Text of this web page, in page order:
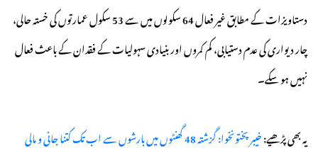
دستاویزات کے مطابق غیر فعال 64 سکولوں میں سے 53 سکول عمارتوں کی خستہ حالی،
چار دیواری کی عدم دستیابی، کم کمروں اور بنیادی سہولیات کے فقدان کے باعث فعال
نہیں ہو سکے۔
یہ بھی پڑھیے:
خیبرپختونخوا: گزشتہ 48 گھنٹوں میں بارشوں سے اب تک کتنا جانی و مالی